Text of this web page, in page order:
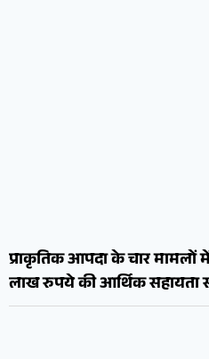
प्राकृतिक आपदा के चार मामलों
लाख रुपये की आर्थिक सहायता